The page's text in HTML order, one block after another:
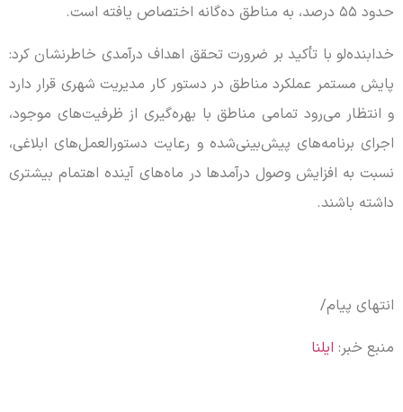
حدود ۵۵ درصد، به مناطق ده‌گانه اختصاص یافته است.
خدابنده‌لو با تأکید بر ضرورت تحقق اهداف درآمدی خاطرنشان کرد:
پایش مستمر عملکرد مناطق در دستور کار مدیریت شهری قرار دارد
و انتظار می‌رود تمامی مناطق با بهره‌گیری از ظرفیت‌های موجود،
اجرای برنامه‌های پیش‌بینی‌شده و رعایت دستورالعمل‌های ابلاغی،
نسبت به افزایش وصول درآمدها در ماه‌های آینده اهتمام بیشتری
داشته باشند.
انتهای پیام/
منبع خبر: ایلنا